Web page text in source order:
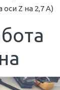
Z на 2,7 А)